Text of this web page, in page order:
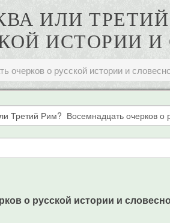
ИЛИ
ИСТОРИИ
очерков о русской истории и
о русской истории и